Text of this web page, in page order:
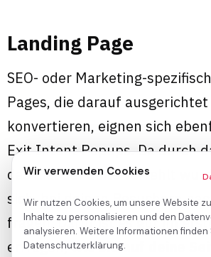
Landing Page
SEO- oder Marketing-
Pages, die darauf ausgerichtet
konvertieren, eignen sich
Exit Intent Popups. Da durch
das Ziel der Seite verfehlt
sich, bei deinen Besuchern
fragen. Dafür ist es gut im
erfragen,wie sie auf deine
Wir verwenden Cookies
Wir nutzen Cookies, um unsere Website
Inhalte zu personalisieren und den
analysieren. Weitere Informationen finden
Datenschutzerklärung.